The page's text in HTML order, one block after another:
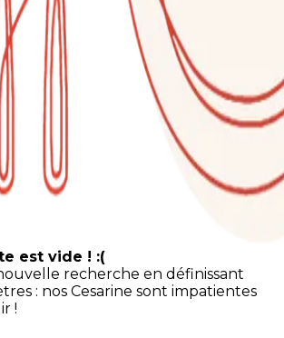
est vide ! :(
recherche en définissant
: nos Cesarine sont impatientes
!